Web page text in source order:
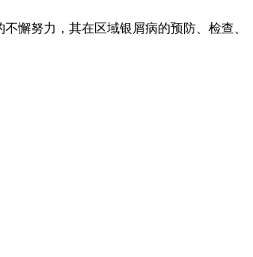
懈努力，其在区域银屑病的预防、检查、